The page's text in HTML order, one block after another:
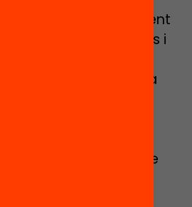
propòsit veritablement
afavoreixi que infants i
persones
vida plena, i cap a
que
de com les
els seus informes sobre
el treball que ha
Rethinking